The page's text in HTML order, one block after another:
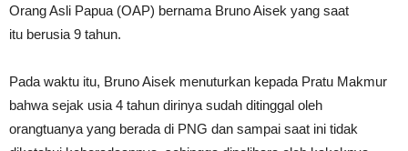
Orang Asli Papua (OAP) bernama Bruno Aisek yang saat
itu berusia 9 tahun.
Pada waktu itu, Bruno Aisek menuturkan kepada Pratu Makmur
bahwa sejak usia 4 tahun dirinya sudah ditinggal oleh
orangtuanya yang berada di PNG dan sampai saat ini tidak